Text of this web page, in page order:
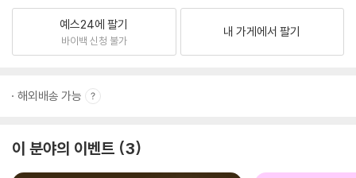
예스24에 팔기
바이백 신청 불가
내 가게에서 팔기
해외배송 가능
이 분야의 이벤트 3